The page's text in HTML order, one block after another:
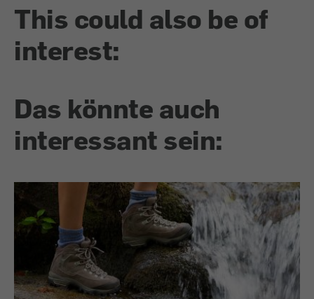
This could also be of
interest:
Das könnte auch
interessant sein: